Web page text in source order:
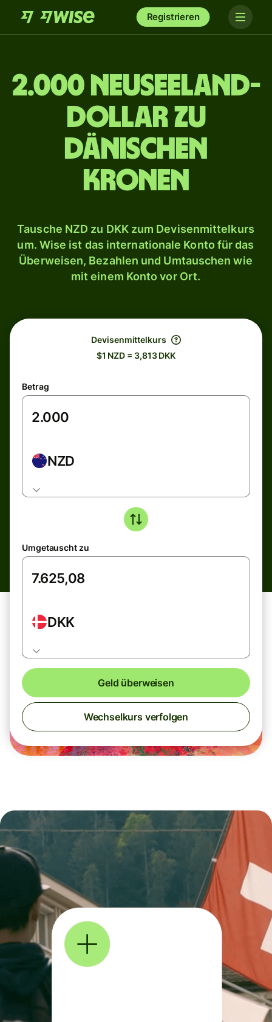
Registrieren
2.000 Neuseeland-
Dollar zu
dänischen
Kronen
Tausche NZD zu DKK zum Devisenmittelkurs
um. Wise ist das internationale Konto für das
Überweisen, Bezahlen und Umtauschen wie
mit einem Konto vor Ort.
Devisenmittelkurs
$1 NZD = 3,813 DKK
Betrag
NZD
Umgetauscht zu
DKK
Geld überweisen
Wechselkurs verfolgen